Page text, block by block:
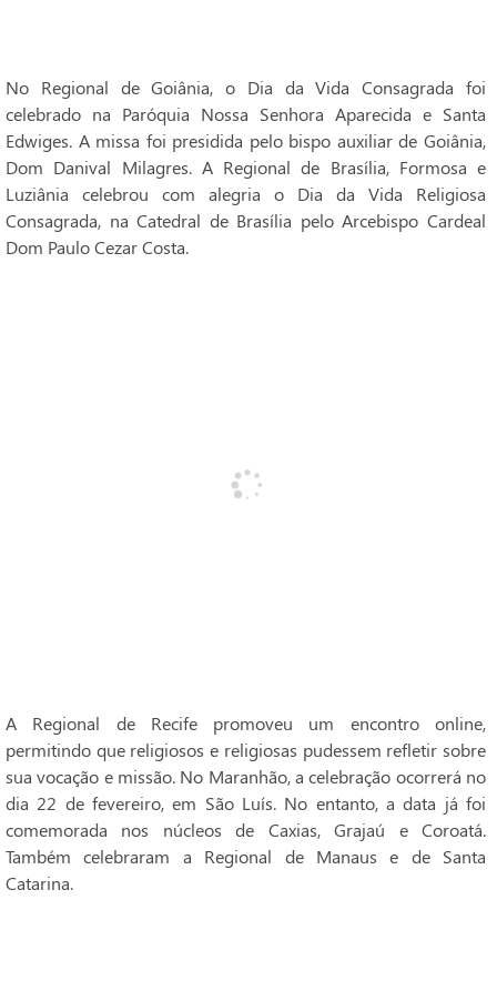
No Regional de Goiânia, o Dia da Vida Consagrada foi
celebrado na Paróquia Nossa Senhora Aparecida e Santa
Edwiges. A missa foi presidida pelo bispo auxiliar de Goiânia,
Dom Danival Milagres. A Regional de Brasília, Formosa e
Luziânia celebrou com alegria o Dia da Vida Religiosa
Consagrada, na Catedral de Brasília pelo Arcebispo Cardeal
Dom Paulo Cezar Costa.
A Regional de Recife promoveu um encontro online,
permitindo que religiosos e religiosas pudessem refletir sobre
sua vocação e missão. No Maranhão, a celebração ocorrerá no
dia 22 de fevereiro, em São Luís. No entanto, a data já foi
comemorada nos núcleos de Caxias, Grajaú e Coroatá.
Também celebraram a Regional de Manaus e de Santa
Catarina.